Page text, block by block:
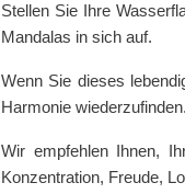
Stellen Sie Ihre
Mandalas in sich auf.
Wenn Sie dieses
Harmonie
Wir empfehlen Ihnen,
Konzentration, Freude,